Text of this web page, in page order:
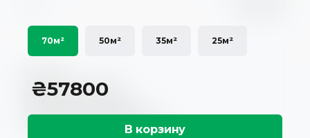
70м² 50м² 35м² 25м²
₴57800
В корзину
Доставка і оплата
Повернення і обмін
Політика конфіденційності